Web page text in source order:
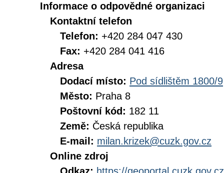
Informace o odpovědné organizaci
Kontaktní telefon
Telefon: +420 284 047 430
Fax: +420 284 041 416
Adresa
Dodací místo: Pod sídlištěm 1800/9
Město: Praha 8
Poštovní kód: 182 11
Země: Česká republika
E-mail: milan.krizek@cuzk.gov.cz
Online zdroj